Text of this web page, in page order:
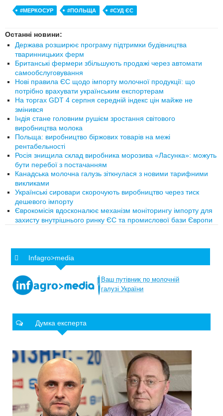
#МЕРКОСУР #ПОЛЬЩА #СУД ЄС
Останні новини:
Держава розширює програму підтримки будівництва
тваринницьких ферм
Британські фермери збільшують продажі через автомати
самообслуговування
Нові правила ЄС щодо імпорту молочної продукції: що
потрібно врахувати українським експортерам
На торгах GDT 4 серпня середній індекс цін майже не
змінився
Індія стане головним рушієм зростання світового
виробництва молока
Польща: виробництво біржових товарів на межі
рентабельності
Росія знищила склад виробника морозива «Ласунка»: можуть
бути перебої з постачанням
Канадська молочна галузь зіткнулася з новими тарифними
викликами
Українські сировари скорочують виробництво через тиск
дешевого імпорту
Єврокомісія вдосконалює механізм моніторингу імпорту для
захисту внутрішнього ринку ЄС та промислової бази Європи
Infagro>media
Ваш путівник по молочній
галузі України
Думка експерта